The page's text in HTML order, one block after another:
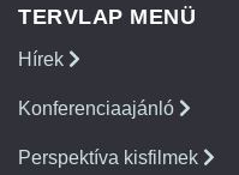
TERVLAP MENÜ
Hírek
Konferenciaajánló
Perspektíva kisfilmek